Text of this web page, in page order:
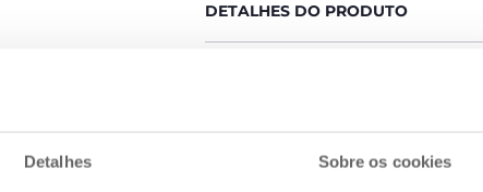
Detalhes Sobre os cookies
DETALHES DO PRODUTO
COMPROMISSO CHICCO